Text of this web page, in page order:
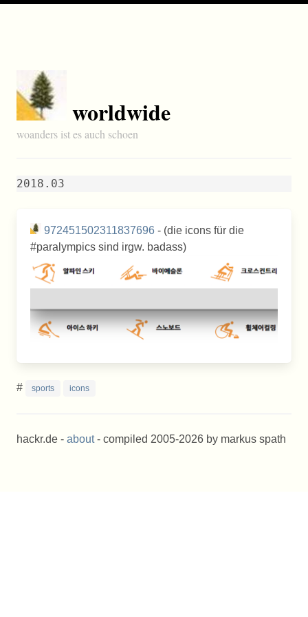
worldwide
woanders ist es auch schoen
2018.03
972451502311837696 - (die icons für die
#paralympics sind irgw. badass)
# sports icons
hackr.de - about- compiled 2005-2026 by markus spath